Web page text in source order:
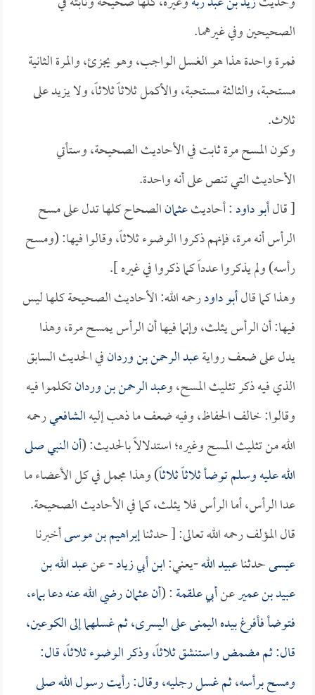
الصحيحين وفي غيرهما.
فمرة واحدة هذا هو الغسل الواجب، وهو يجزئ، والمرة الثانية
مستحبة، والثالثة مستحبة، والأكمل ثلاثاً ثلاثاً، ولا يزيد على
ثلاث.
وكون المسح مرة ثابت في الأحاديث الصحيحة، وستأتي
الأحاديث التي تنص على أنه واحدة.
[ قالأبو داود: أحاديثعثمانالصحاح كلها تدل على مسح
الرأس أنه مرة، فإنهم ذكروا الوضوء ثلاثاً، وقالوا فيها: (ومسح
رأسه) ولم يذكروا عدداً كما ذكروا في غيره ].
وهذا كما قالأبو داودرحمه الله: الأحاديث الصحيحة كلها ليس
فيها: أن الرأس يثلث، وإنما فيها أن الرأس يمسح مرة، وهذا
يدل على ضعف روايةعبد الرحمن بن وردانفي الحديث السابق
الذي فيه ذكر تثليث المسح، وعبد الرحمن بن وردانتكلموا فيه
وقالوا: خالف الحفاظ، وفيه ضعف ما ذهب إليهالشافعيرحمه
الله من تثليث المسح وغيره؛ استدلالاً بالحديث: (أن النبي صلى
الله عليه وسلم توضأ ثلاثاً ثلاثاً) وهذا مجمل في كل الأعضاء ما
عدا الرأس، أما الرأس فلا يثلث، كما في الأحاديث الصحيحة.
قال المؤلف رحمه الله تعالى: [ حدثناإبراهيم بن موسىأخبرنا
عيسىحدثناعبيد الله-يعني:ابن أبي زياد- عنعبد الله بن
عبيد بن عميرعنأبي علقمة: (أنعثمانرضي الله عنه دعا بماء،
فتوضأ فأفرغ بيده اليمنى على اليسرى، ثم غسلهما إلى الكوعين،
قال: ثم مضمض واستنشق ثلاثاً، وذكر الوضوء ثلاثاً، قال:
ومسح برأسه، ثم غسل رجليه، وقال: رأيت رسول الله صلى